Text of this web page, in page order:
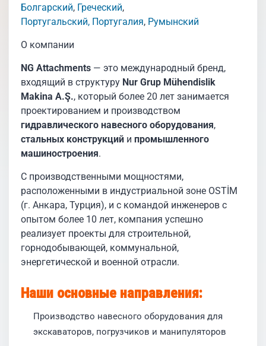
Болгарский Греческий
Португальский, Португалия Румынский
О компании
NG Attachments — это международный бренд,
входящий в структуру Nur Grup Mühendislik
Makina A.Ş., который более 20 лет занимается
проектированием и производством
гидравлического навесного оборудования,
стальных конструкций и промышленного
машиностроения.
С производственными мощностями,
расположенными в индустриальной зоне OSTİM
(г. Анкара, Турция), и с командой инженеров с
опытом более 10 лет, компания успешно
реализует проекты для строительной,
горнодобывающей, коммунальной,
энергетической и военной отрасли.
Наши основные направления:
Производство навесного оборудования для
экскаваторов, погрузчиков и манипуляторов